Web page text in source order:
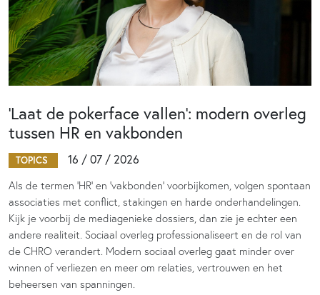
‘Laat de pokerface vallen’: modern overleg
tussen HR en vakbonden
TOPICS 16 / 07 / 2026
Als de termen 'HR' en 'vakbonden' voorbijkomen, volgen spontaan
associaties met conflict, stakingen en harde onderhandelingen.
Kijk je voorbij de mediagenieke dossiers, dan zie je echter een
andere realiteit. Sociaal overleg professionaliseert en de rol van
de CHRO verandert. Modern sociaal overleg gaat minder over
winnen of verliezen en meer om relaties, vertrouwen en het
beheersen van spanningen.